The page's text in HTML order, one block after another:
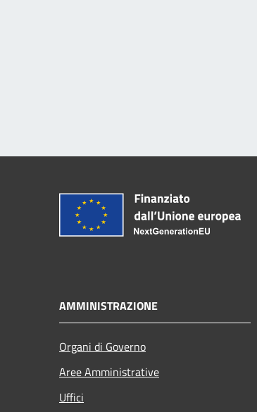
AMMINISTRAZIONE
Organi di Governo
Aree Amministrative
Uffici